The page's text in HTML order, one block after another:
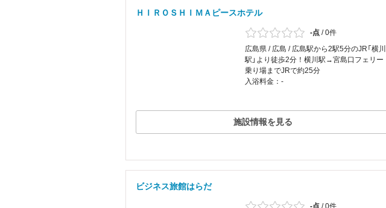
ＨＩＲＯＳＨＩＭＡピースホテル
-点 /0件
広島県 / 広島 / 広島駅から2駅5分のJR「横川
駅」より徒歩2分！横川駅→宮島口フェリー
乗り場までJRで約25分
入浴料金：-
施設情報を見る
ビジネス旅館はらだ
-点 /0件